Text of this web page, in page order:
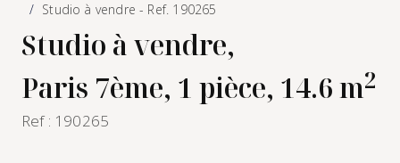
Studio à vendre - Ref. 190265
Studio à vendre,
Paris 7ème, 1 pièce, 14.6 m2
Ref : 190265